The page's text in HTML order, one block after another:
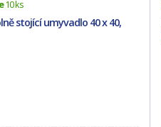
10 ks
stojící umyvadlo 40 x 40,